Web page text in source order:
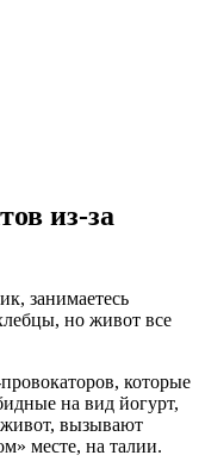
из-за
занимаетесь
но живот все
которые
на вид йогурт,
вызывают
месте, на талии.